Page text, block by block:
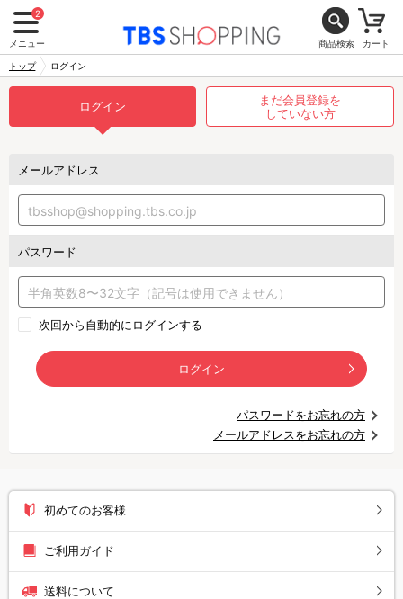
2
メニュー 商品検索 カート
トップ ログイン
ログイン
まだ会員登録を
していない方
メールアドレス
パスワード
次回から自動的にログインする
ログイン
パスワードをお忘れの方
メールアドレスをお忘れの方
初めてのお客様
ご利用ガイド
送料について